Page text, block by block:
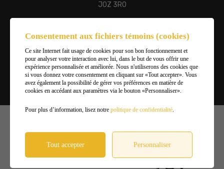
Consentement aux fichiers témoins (cookies)
Ce site Internet fait usage de cookies pour son bon fonctionnement et
pour analyser votre interaction avec lui, dans le but de vous offrir une
expérience personnalisée et améliorée. Nous n'utiliserons des cookies que
si vous donnez votre consentement en cliquant sur «Tout accepter». Vous
avez également la possibilité de gérer vos préférences en matière de
cookies en accédant aux paramètres via le bouton «Personnaliser».
Pour plus d’information, lisez notre politique de confidentialité.
Tout accepter Personnaliser
J0Z 3R0
819 627-3273
819 627-3019
Courriel :
ville.temiscaming@temiscaming.net
Gérer mes témoins (cookies)